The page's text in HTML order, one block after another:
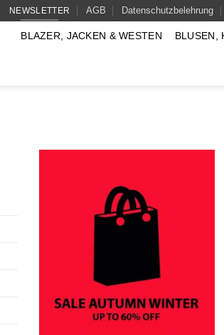
NEWSLETTER AGB Datenschutzbelehrung
BLAZER, JACKEN & WESTEN BLUSEN,